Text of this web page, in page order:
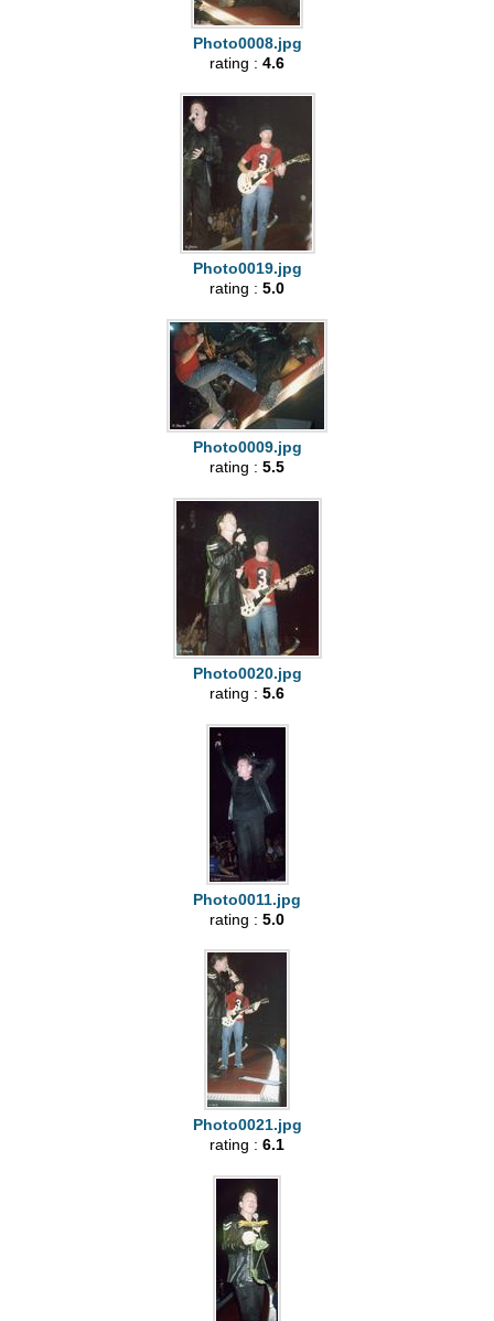
Photo0008.jpg
rating : 4.6
Photo0019.jpg
rating : 5.0
Photo0009.jpg
rating : 5.5
Photo0020.jpg
rating : 5.6
Photo0011.jpg
rating : 5.0
Photo0021.jpg
rating : 6.1